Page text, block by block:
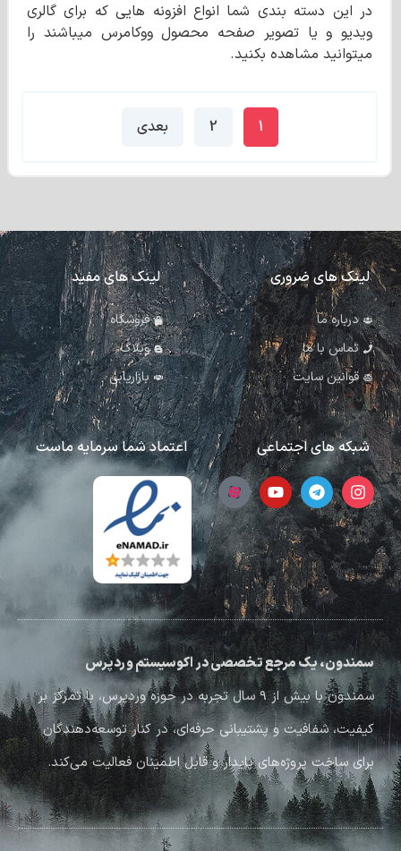
در این دسته بندی شما انواع افزونه هایی که برای گالری
ویدیو و یا تصویر صفحه محصول ووکامرس میباشند را
میتوانید مشاهده بکنید.
1
2 بعدی
لینک های ضروری
درباره ما
تماس با ما
قوانین سایت
لینک های مفید
فروشگاه
وبلاگ
بازاریابی
شبکه های اجتماعی اعتماد شما سرمایه ماست
سمندون، یک مرجع تخصصی در اکوسیستم وردپرس
سمندون با بیش از ۹ سال تجربه در حوزه وردپرس، با تمرکز بر
کیفیت، شفافیت و پشتیبانی حرفه‌ای، در کنار توسعه‌دهندگان
برای ساخت پروژه‌های پایدار و قابل اطمینان فعالیت می‌کند.